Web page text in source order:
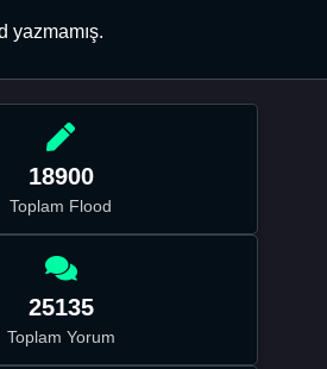
yazmamış.
18900
Toplam Flood
25135
Toplam Yorum